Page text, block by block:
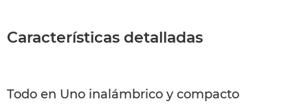
Características detalladas
Todo en Uno inalámbrico y compacto